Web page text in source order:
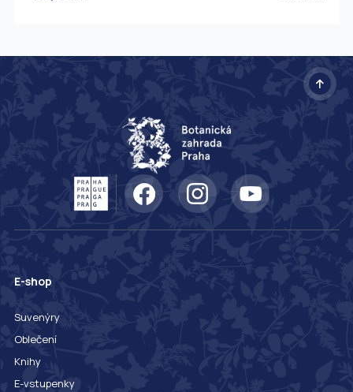
E-shop
Suvenýry
Oblečení
Knihy
E-vstupenky